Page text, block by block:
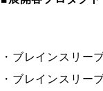
・ブレインスリー
・ブレインスリー